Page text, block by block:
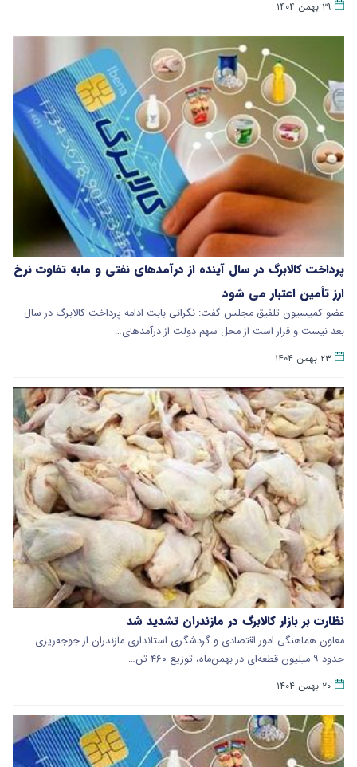
۲۹ بهمن ۱۴۰۴
پرداخت کالابرگ در سال آینده از درآمدهای نفتی و مابه تفاوت نرخ
ارز تأمین اعتبار می شود
عضو کمیسیون تلفیق مجلس گفت: نگرانی بابت ادامه پرداخت کالابرگ در سال
بعد نیست و قرار است از محل سهم دولت از درآمدهای…
۲۳ بهمن ۱۴۰۴
نظارت بر بازار کالابرگ در مازندران تشدید شد
معاون هماهنگی امور اقتصادی و گردشگری استانداری مازندران از جوجه‌ریزی
حدود ۹ میلیون قطعه‌ای در بهمن‌ماه، توزیع ۴۶۰ تن…
۲۰ بهمن ۱۴۰۴